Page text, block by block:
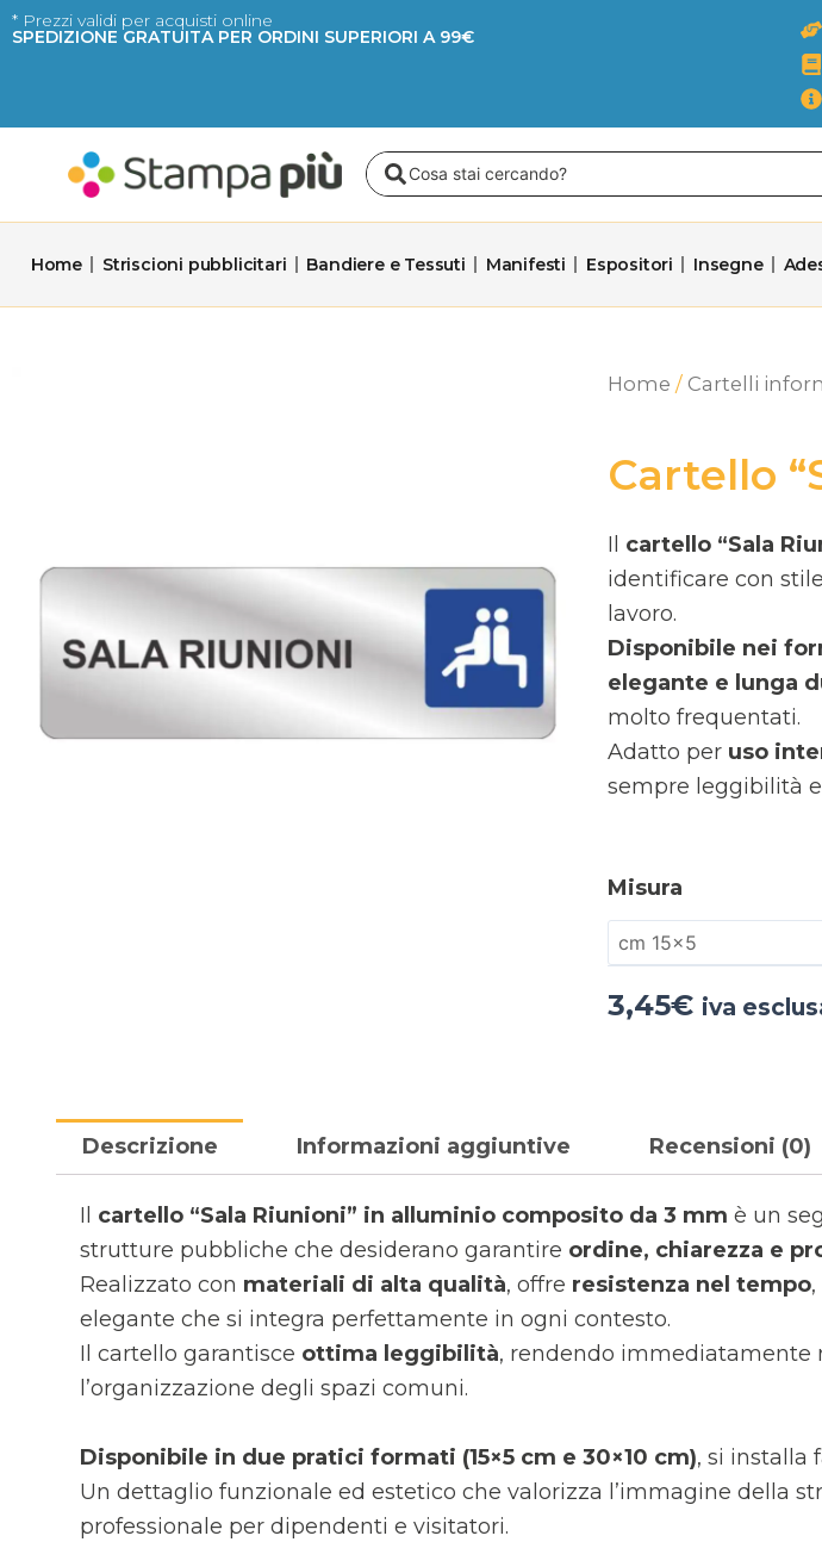
Vai
al
* Prezzi validi per acquisti online
SPEDIZIONE GRATUITA PER ORDINI SUPERIORI A 99€
Search
Home Striscioni pubblicitari Bandiere e Tessuti Manifesti Espositori Insegne
Home / Cartelli
Cartello
Il cartello “Sala
identificare con
lavoro.
Disponibile nei
elegante e lunga
molto frequentati.
Adatto per uso
sempre leggibilità
Misura
3,45€ iva
Descrizione Informazioni aggiuntive Recensioni (0)
Il cartello “Sala Riunioni” in alluminio composito da 3 mm è un
strutture pubbliche che desiderano garantire ordine, chiarezza e
Realizzato con materiali di alta qualità, offre resistenza nel tempo
elegante che si integra perfettamente in ogni contesto.
Il cartello garantisce ottima leggibilità, rendendo immediatamente
l’organizzazione degli spazi comuni.
Disponibile in due pratici formati (15×5 cm e 30×10 cm), si installa
Un dettaglio funzionale ed estetico che valorizza l’immagine della
professionale per dipendenti e visitatori.